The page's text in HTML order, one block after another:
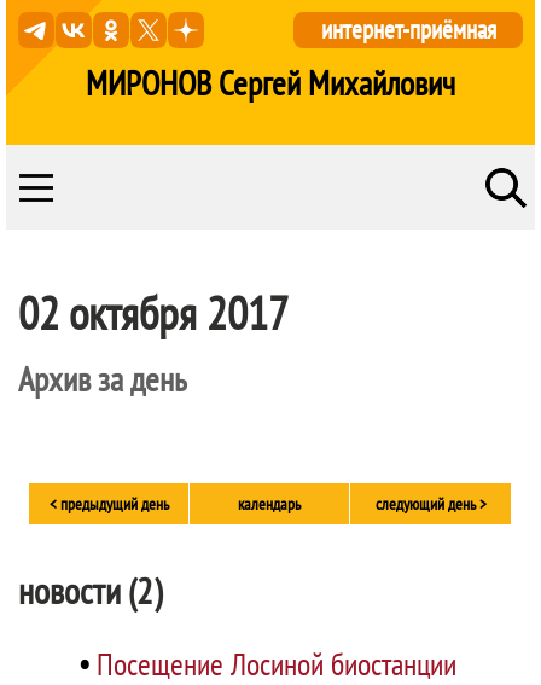
МИРОНОВ Сергей Михайлович
интернет-приёмная
02 октября 2017
Архив за день
< предыдущий день календарь следующий день >
новости (2)
• Посещение Лосиной биостанции